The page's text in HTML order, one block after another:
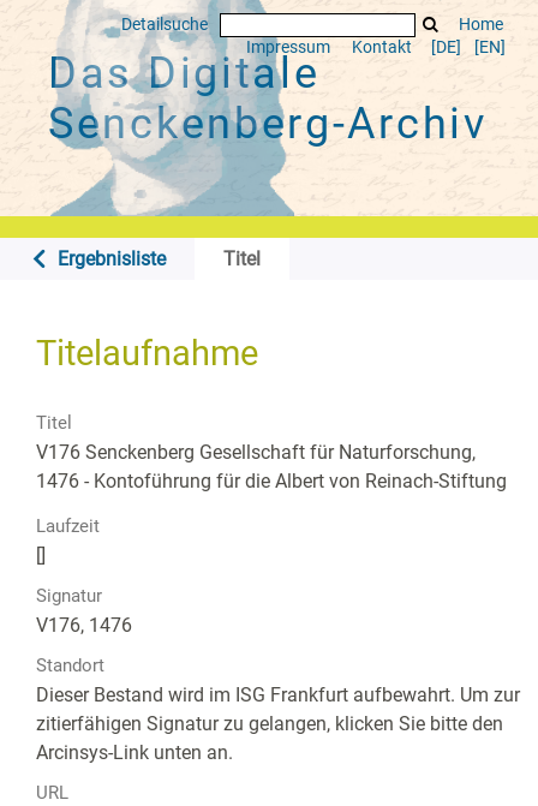
Detailsuche
Home
Impressum
Kontakt [DE] [EN]
Das Digitale
Senckenberg-Archiv
Ergebnisliste Titel
Titelaufnahme
Titel
V176 Senckenberg Gesellschaft für Naturforschung,
1476 - Kontoführung für die Albert von Reinach-Stiftung
Laufzeit
[]
Signatur
V176, 1476
Standort
Dieser Bestand wird im ISG Frankfurt aufbewahrt. Um zur
zitierfähigen Signatur zu gelangen, klicken Sie bitte den
Arcinsys-Link unten an.
URL